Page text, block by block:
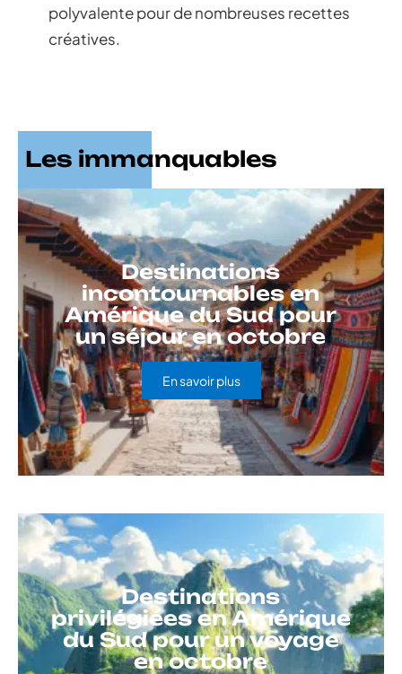
polyvalente pour de nombreuses recettes
créatives.
Les immanquables
Destinations
incontournables en
Amérique du Sud pour
un séjour en octobre
En savoir plus
Destinations
privilégiées en Amérique
du Sud pour un voyage
en octobre